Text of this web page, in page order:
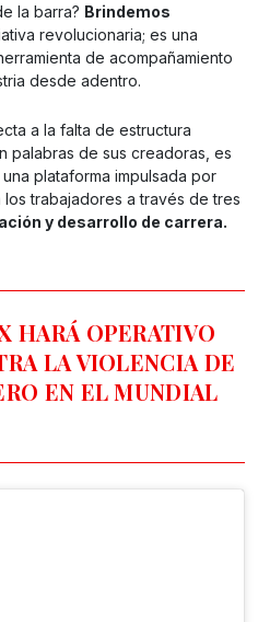
la barra? Brindemos
revolucionaria; es una
de acompañamiento
desde adentro.
a la falta de estructura
palabras de sus creadoras, es
plataforma impulsada por
trabajadores a través de tres
y desarrollo de carrera.
HARÁ OPERATIVO
LA VIOLENCIA DE
EN EL MUNDIAL